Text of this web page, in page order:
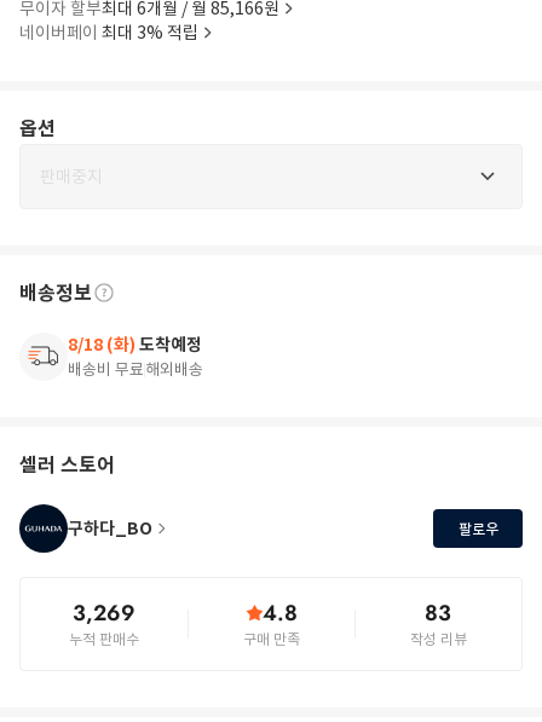
무이자 할부최대 6개월 / 월 85,166원
네이버페이 최대 3% 적립
옵션
판매중지
배송정보
8/18 (화) 도착예정
배송비 무료해외배송
셀러 스토어
구하다_BO 팔로우
3,269
누적 판매수
4.8
구매 만족
83
작성 리뷰